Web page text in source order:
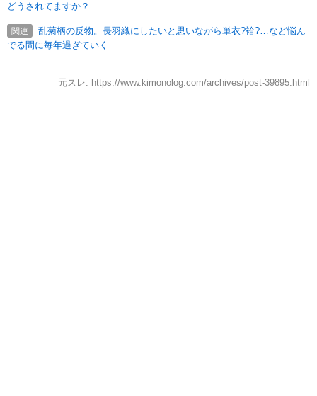
どうされてますか？
関連
乱菊柄の反物。長羽織にしたいと思いながら単衣?袷?…など悩ん
でる間に毎年過ぎていく
元スレ: https://www.kimonolog.com/archives/post-39895.html